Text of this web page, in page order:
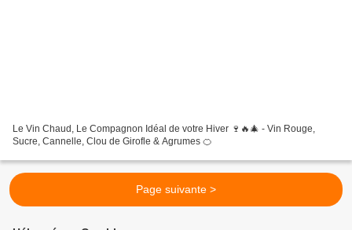
Le Vin Chaud, Le Compagnon Idéal de votre Hiver 🍷🔥🎄 - Vin Rouge,
Sucre, Cannelle, Clou de Girofle & Agrumes 🍊
Page suivante >